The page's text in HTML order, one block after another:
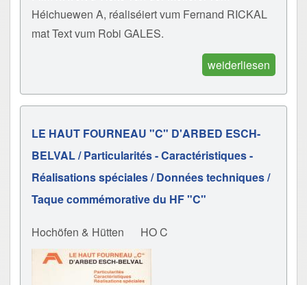
Héichuewen A, réaliséiert vum Fernand RICKAL
mat Text vum Robi GALES.
weiderliesen
LE HAUT FOURNEAU "C" D'ARBED ESCH-
BELVAL / Particularités - Caractéristiques -
Réalisations spéciales / Données techniques /
Taque commémorative du HF "C"
Hochöfen & Hütten HO C